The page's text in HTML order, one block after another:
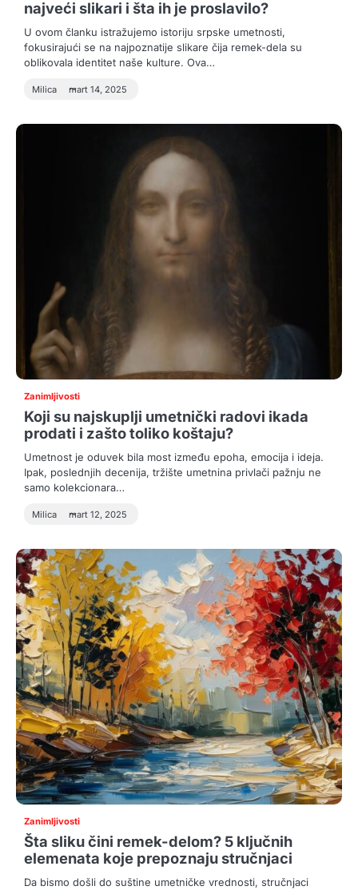
najveći slikari i šta ih je proslavilo?
U ovom članku istražujemo istoriju srpske umetnosti,
fokusirajući se na najpoznatije slikare čija remek-dela su
oblikovala identitet naše kulture. Ova…
Milica mart 14, 2025
Zanimljivosti
Koji su najskuplji umetnički radovi ikada
prodati i zašto toliko koštaju?
Umetnost je oduvek bila most između epoha, emocija i ideja.
Ipak, poslednjih decenija, tržište umetnina privlači pažnju ne
samo kolekcionara…
Milica mart 12, 2025
Zanimljivosti
Šta sliku čini remek-delom? 5 ključnih
elemenata koje prepoznaju stručnjaci
Da bismo došli do suštine umetničke vrednosti, stručnjaci